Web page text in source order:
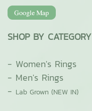
SHOP BY CATEGORY
- Women's Rings
- Men's Rings
- Lab Grown (NEW IN)